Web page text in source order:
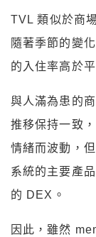
TVL 類似於商
隨著季節的變
的入住率高於
與人滿為患的
推移保持一致
情緒而波動，
系統的主要產
的 DEX。
因此，雖然